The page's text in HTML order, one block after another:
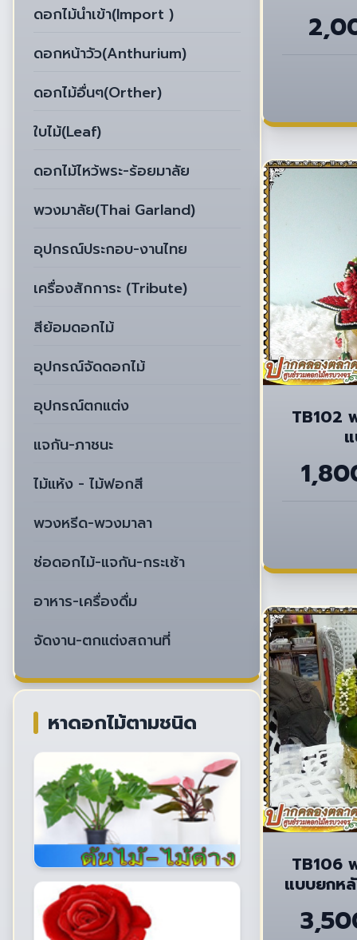
ดอกไม้นำเข้า(Import )
ดอกหน้าวัว(Anthurium)
ดอกไม้อื่นๆ(Orther)
ใบไม้(Leaf)
ดอกไม้ไหว้พระ-ร้อยมาลัย
พวงมาลัย(Thai Garland)
อุปกรณ์ประกอบ-งานไทย
เครื่องสักการะ (Tribute)
สีย้อมดอกไม้
อุปกรณ์จัดดอกไม้
อุปกรณ์ตกแต่ง
แจกัน-ภาชนะ
ไม้แห้ง - ไม้ฟอกสี
พวงหรีด-พวงมาลา
ช่อดอกไม้-แจกัน-กระเช้า
อาหาร-เครื่องดื่ม
จัดงาน-ตกแต่งสถานที่
หาดอกไม้ตามชนิด
TB102
TB106
แบบยกห